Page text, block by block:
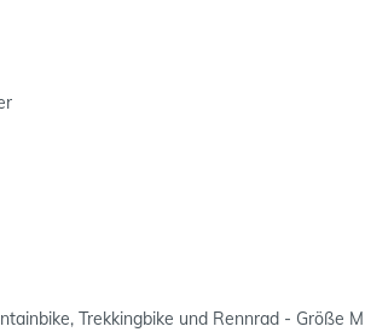
Trekkingbike und Rennrad - Größe